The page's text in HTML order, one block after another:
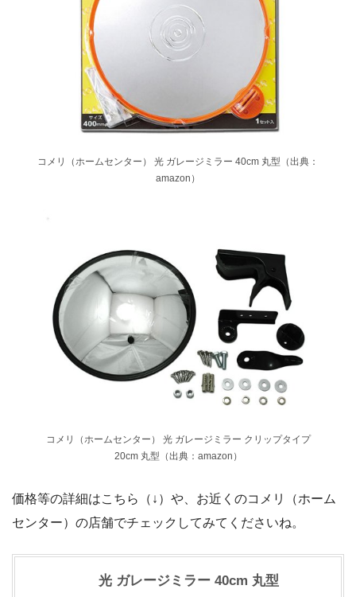
コメリ（ホームセンター） 光 ガレージミラー 40cm 丸型（出典：
amazon）
コメリ（ホームセンター） 光 ガレージミラー クリップタイプ
20cm 丸型（出典：amazon）
価格等の詳細はこちら（↓）や、お近くのコメリ（ホーム
センター）の店舗でチェックしてみてくださいね。
光 ガレージミラー 40cm 丸型